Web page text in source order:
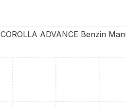
COROLLA ADVANCE Benzin